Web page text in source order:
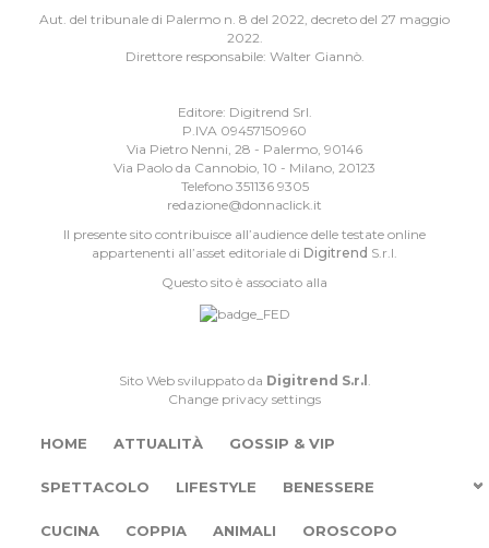
Aut. del tribunale di Palermo n. 8 del 2022, decreto del 27 maggio
2022.
Direttore responsabile: Walter Giannò.
Editore: Digitrend Srl.
P.IVA 09457150960
Via Pietro Nenni, 28 - Palermo, 90146
Via Paolo da Cannobio, 10 - Milano, 20123
Telefono 351136 9305
redazione@donnaclick.it
Il presente sito contribuisce all’audience delle testate online
appartenenti all’asset editoriale di Digitrend S.r.l.
Questo sito è associato alla
Sito Web sviluppato da Digitrend S.r.l
Change privacy settings
HOME ATTUALITÀ GOSSIP & VIP
SPETTACOLO LIFESTYLE BENESSERE
CUCINA COPPIA ANIMALI OROSCOPO